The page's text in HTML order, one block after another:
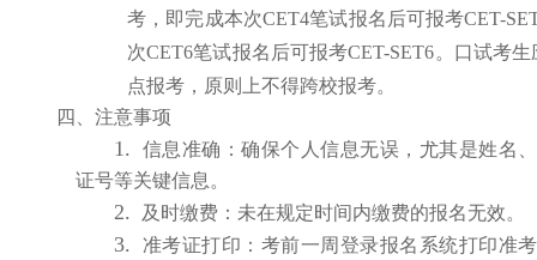
考，即完成本次CET4笔试报名后可报考CET-
次CET6笔试报名后可报考CET-SET6。口试考
点报考，原则上不得跨校报考。
四、注意事项
1. 信息准确 ：确保个人信息无误，尤其是姓名
证号等关键信息。
2. 及时缴费 ：未在规定时间内缴费的报名无效。
3. 准考证打印 ： 考前一周登录报名系统打印准